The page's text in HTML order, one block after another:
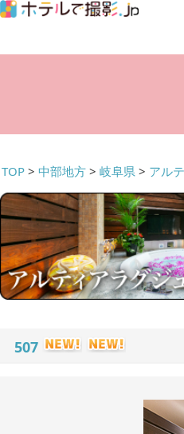
TOP > 中部地方 > 岐阜県 > アル
507